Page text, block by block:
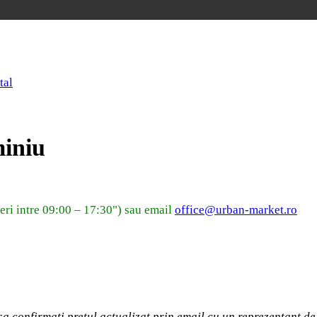
intre 09:00 – 17:30") sau email office@urban-market.ro